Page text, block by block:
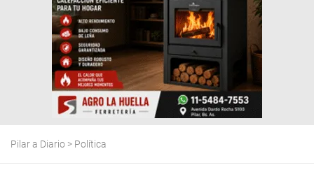
Pilar a Diario > Política